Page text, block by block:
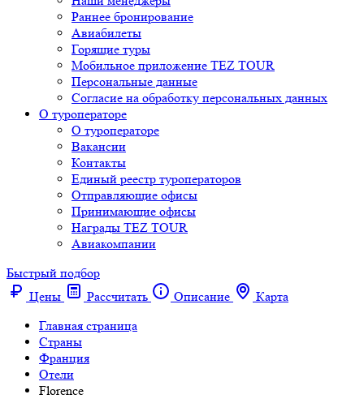
Раннее бронирование
Авиабилеты
Горящие туры
Мобильное приложение TEZ TOUR
Персональные данные
Согласие на обработку персональных данных
О туроператоре
О туроператоре
Вакансии
Контакты
Единый реестр туроператоров
Отправляющие офисы
Принимающие офисы
Награды TEZ TOUR
Авиакомпании
Быстрый подбор
Цены
Рассчитать Описание
Карта
Главная страница
Cтраны
Франция
Отели
Florence